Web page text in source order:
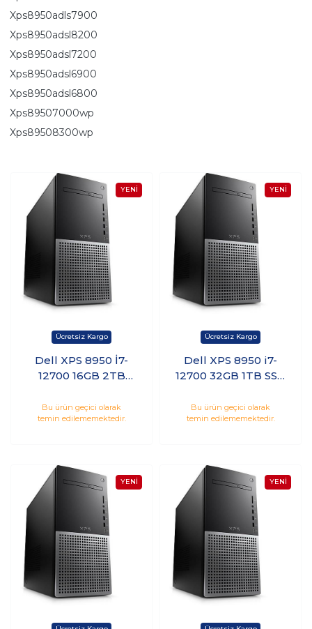
Xps8950adls7900
Xps8950adsl8200
Xps8950adsl7200
Xps8950adsl6900
Xps8950adsl6800
Xps89507000wp
Xps89508300wp
Dell XPS 8950 İ7-
12700 16GB 2TB
RTX3070 Windows 11
Pro
Bu ürün geçici olarak
temin edilememektedir.
Dell XPS 8950 i7-
12700 32GB 1TB SSD
RTX3070 Windows
10 Pro
Bu ürün geçici olarak
temin edilememektedir.